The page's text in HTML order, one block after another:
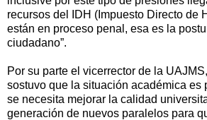
recursos del IDH (Impuesto Directo de
están en proceso penal, esa es la
ciudadano”.
Por su parte el vicerrector de la
sostuvo que la situación académica es
se necesita mejorar la calidad
generación de nuevos paralelos para